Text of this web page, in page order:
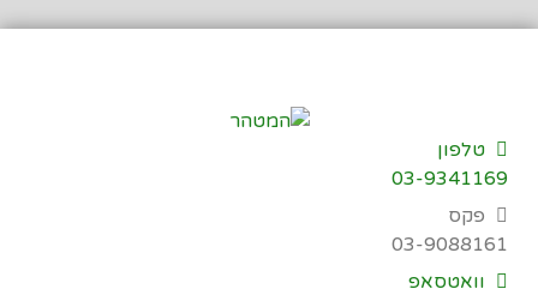
דילוג
טלפון
03-9341169
פקס
03-9088161
וואטסאפ